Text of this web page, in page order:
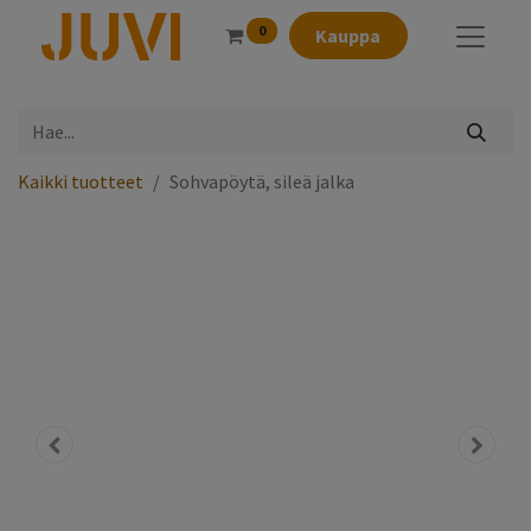
0 Kauppa
Kaikki tuotteet Sohvapöytä, sileä jalka